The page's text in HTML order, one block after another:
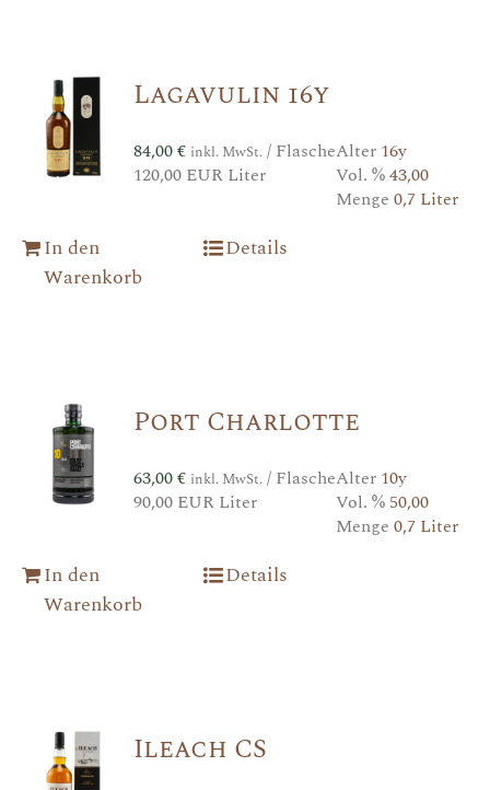
Lagavulin 16y
84,00€ inkl. MwSt./ Flasche
120,00 EUR Liter
Alter 16y
Vol. %43,00
Menge 0,7 Liter
In den
Warenkorb
Details
Port Charlotte
63,00€ inkl. MwSt./ Flasche
90,00 EUR Liter
Alter 10y
Vol. % 50,00
Menge 0,7 Liter
In den
Warenkorb
Details
Ileach CS